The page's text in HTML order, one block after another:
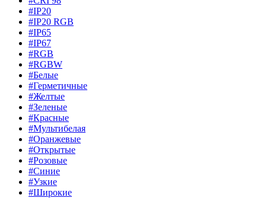
#IP20
#IP20 RGB
#IP65
#IP67
#RGB
#RGBW
#Белые
#Герметичные
#Желтые
#Зеленые
#Красные
#Мультибелая
#Оранжевые
#Открытые
#Розовые
#Синие
#Узкие
#Широкие